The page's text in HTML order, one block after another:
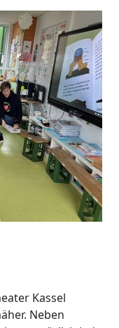
Kassel
Neben